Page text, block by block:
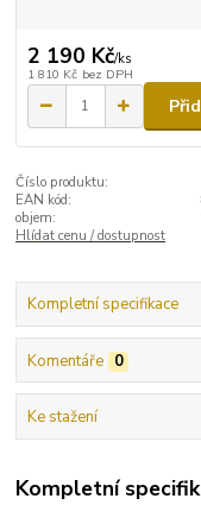
2 190 Kč/ks
1 810 Kč bez DPH
Číslo produktu:
EAN kód:
objem:
Hlídat cenu / dostupnost
Kompletní specifikace
Komentáře 0
Ke stažení
Kompletní